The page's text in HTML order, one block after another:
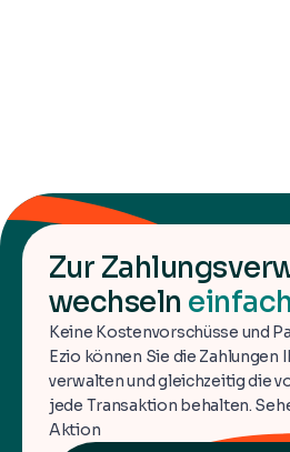
Zur
wechseln
Keine Kostenvorschüsse und
Ezio können Sie die Zahlungen
verwalten und gleichzeitig die
jede Transaktion behalten.
Aktion